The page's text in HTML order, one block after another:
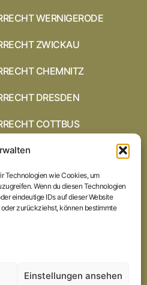
Technologien wie Cookies, um
Wenn du diesen Technologien
eindeutige IDs auf dieser Website
zurückziehst, können bestimmte
Einstellungen ansehen
WERNIGERODE
ZWICKAU
CHEMNITZ
DRESDEN
COTTBUS
IN
HILDESHEIM